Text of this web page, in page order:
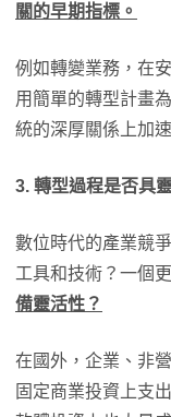
關的早期指標。
例如轉變業務，在
用簡單的轉型計畫
統的深厚關係上加
3. 轉型過程是否具
數位時代的產業競
工具和技術？一個
備靈活性？
在國外，企業、非
固定商業投資上支